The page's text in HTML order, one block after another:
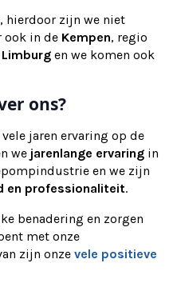
hierdoor zijn we niet
ook in de Kempen, regio
Limburg en we komen ook
ons?
jaren ervaring op de
we jarenlange ervaring in
en we zijn
en professionaliteit.
benadering en zorgen
met onze
zijn onze vele positieve